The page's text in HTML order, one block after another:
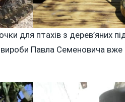
для птахів з дерев’яних
Павла Семеновича вже